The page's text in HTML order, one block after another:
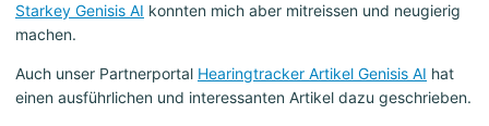
Starkey Genisis AI konnten mich aber mitreissen und neugierig
machen.
Auch unser Partnerportal Hearingtracker Artikel Genisis AI hat
einen ausführlichen und interessanten Artikel dazu geschrieben.